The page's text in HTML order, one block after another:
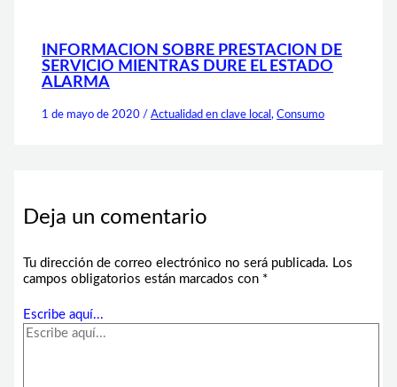
INFORMACION SOBRE PRESTACION DE
SERVICIO MIENTRAS DURE EL ESTADO
ALARMA
1 de mayo de 2020 /Actualidad en clave local,Consumo
Deja un comentario
Tu dirección de correo electrónico no será publicada. Los
campos obligatorios están marcados con *
Escribe aquí...